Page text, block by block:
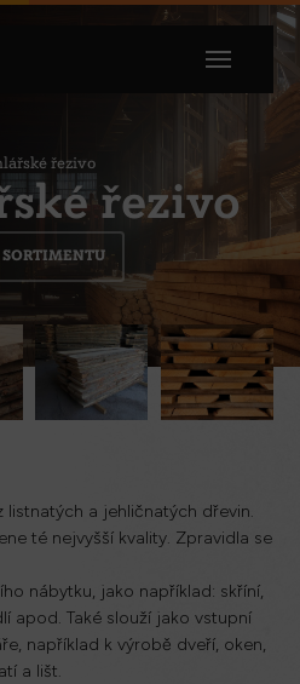
řezivo
řezivo
SORTIMENTU
listnatých a jehličnatých dřevin.
té nejvyšší kvality. Zpravidla se
nábytku, jako například: skříní,
apod. Také slouží jako vstupní
například k výrobě dveří, oken,
a lišt.